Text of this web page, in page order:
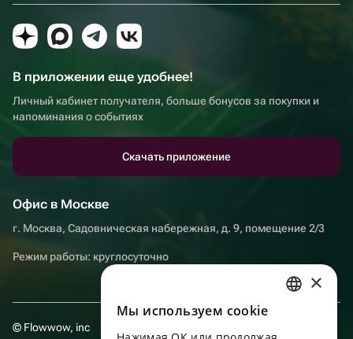
В приложении еще удобнее!
Личный кабинет получателя, больше бонусов за покупки и
напоминания о событиях
Скачать приложение
Офис в Москве
г. Москва, Садовническая набережная, д. 9, помещение 2/3
Режим работы: круглосуточно
© Flowwow, inc
×
Мы используем сookie